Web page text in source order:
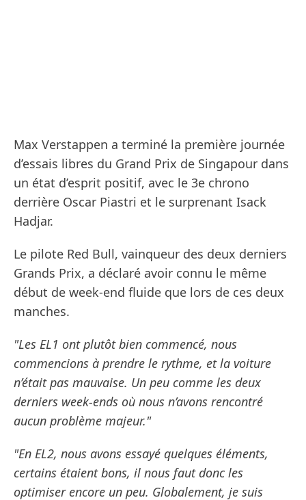
Max Verstappen a terminé la première journée
d’essais libres du Grand Prix de Singapour dans
un état d’esprit positif, avec le 3e chrono
derrière Oscar Piastri et le surprenant Isack
Hadjar.
Le pilote Red Bull, vainqueur des deux derniers
Grands Prix, a déclaré avoir connu le même
début de week-end fluide que lors de ces deux
manches.
"Les EL1 ont plutôt bien commencé, nous
commencions à prendre le rythme, et la voiture
n’était pas mauvaise. Un peu comme les deux
derniers week-ends où nous n’avons rencontré
aucun problème majeur."
"En EL2, nous avons essayé quelques éléments,
certains étaient bons, il nous faut donc les
optimiser encore un peu. Globalement, je suis